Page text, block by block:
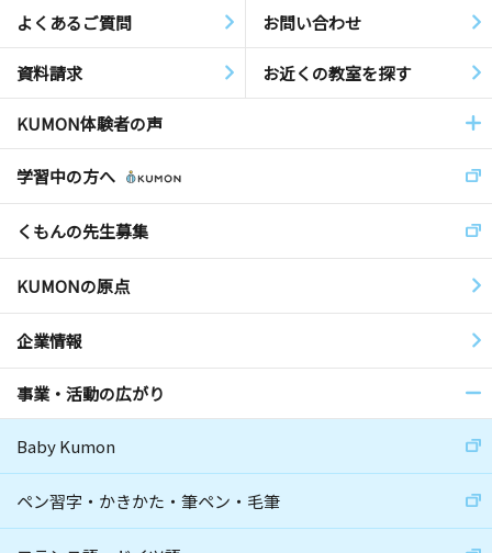
よくあるご質問 お問い合わせ
資料請求 お近くの教室を探す
KUMON体験者の声
学習中の方へ
くもんの先生募集
KUMONの原点
企業情報
事業・活動の広がり
Baby Kumon
ペン習字・かきかた・筆ペン・毛筆